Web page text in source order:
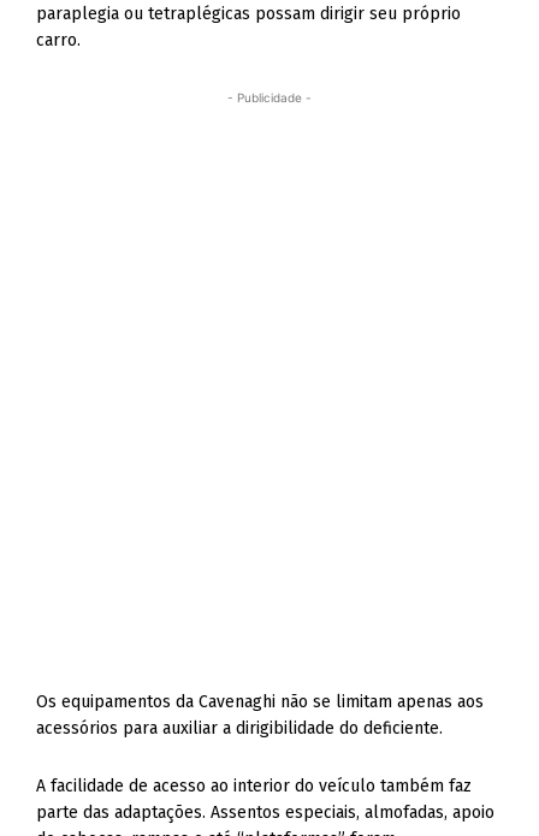
paraplegia ou tetraplégicas possam dirigir seu próprio
carro.
- Publicidade -
Os equipamentos da Cavenaghi não se limitam apenas aos
acessórios para auxiliar a dirigibilidade do deficiente.
A facilidade de acesso ao interior do veículo também faz
parte das adaptações. Assentos especiais, almofadas, apoio